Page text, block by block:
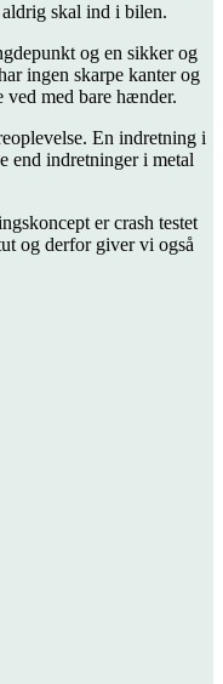
skal ind i bilen.
og en sikker og
ingen skarpe kanter og
ved med bare hænder.
En indretning i
end indretninger i metal
er crash testet
og derfor giver vi også